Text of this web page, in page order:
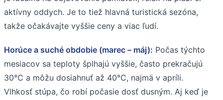
aktívny oddych. Je to tiež hlavná turistická sezóna,
takže očakávajte vyššie ceny a viac ľudí.
Horúce a suché obdobie (marec – máj): Počas týchto
mesiacov sa teploty šplhajú vyššie, často prekračujú
30°C a môžu dosiahnuť až 40°C, najmä v apríli.
Vlhkosť stúpa, čo robí počasie dosť dusným. Aj keď je